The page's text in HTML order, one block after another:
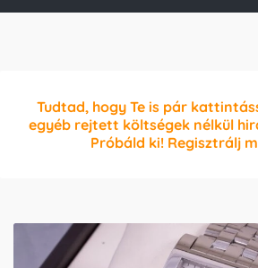
Tudtad, hogy Te is pár
egyéb rejtett költségek nélkül
Próbáld ki! Regisztrálj